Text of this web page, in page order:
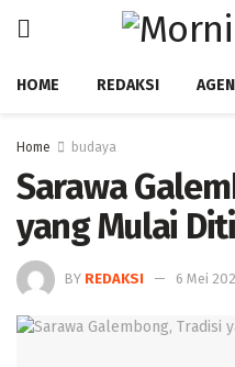
HOME REDAKSI
Home budaya
‎Sarawa
yang Mulai
BY REDAKSI 6 Mei